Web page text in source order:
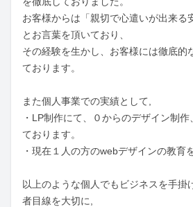
お客様からは「親切で心遣いが出来る
とお言葉を頂いており、
その経験を生かし、お客様には徹底的
ております。
また個人事業での実績として,
・LP制作にて、０からのデザイン制
ております。
・現在１人の方のwebデザインの教育
以上のような個人でもビジネスを手掛
者目線を大切に,